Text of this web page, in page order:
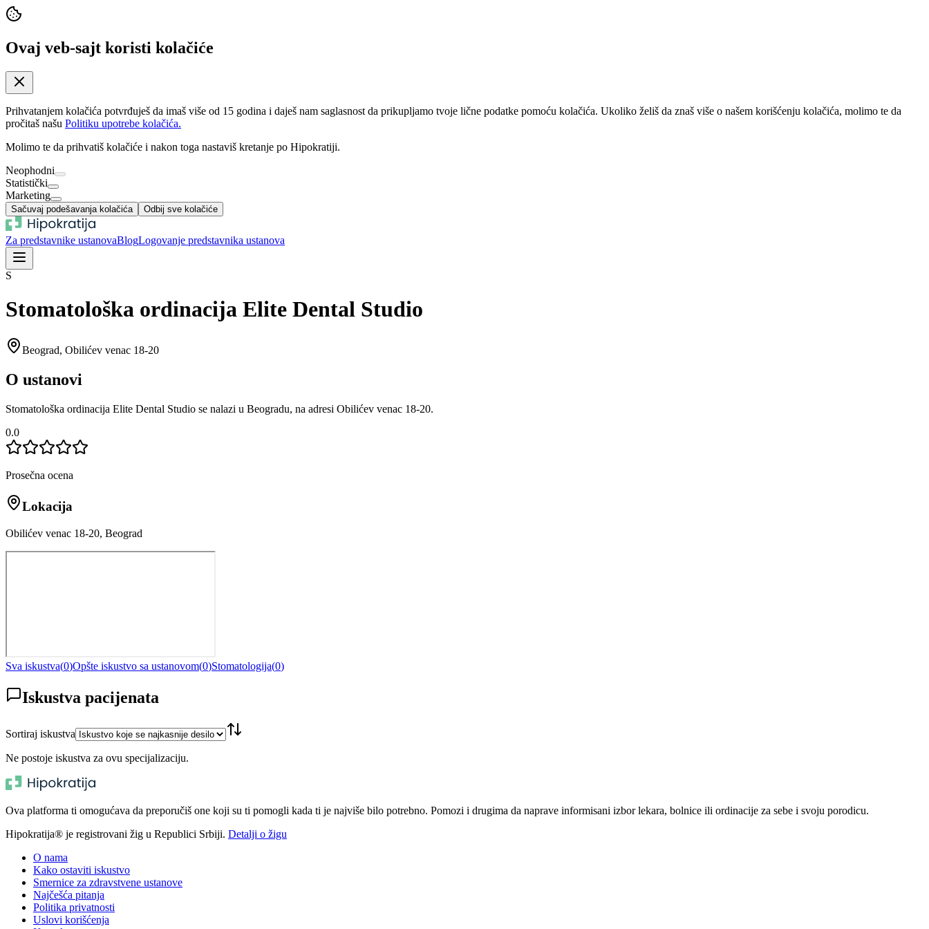
Ovaj veb-sajt koristi kolačiće
Prihvatanjem kolačića potvrđuješ da imaš više od 15 godina i daješ nam saglasnost da prikupljamo tvoje lične podatke pomoću kolačića. Ukoliko želiš da znaš više o našem korišćenju kolačića, molimo te da
pročitaš našu Politiku upotrebe kolačića.
Molimo te da prihvatiš kolačiće i nakon toga nastaviš kretanje po Hipokratiji.
Neophodni
Statistički
Marketing
Sačuvaj podešavanja kolačića Odbij sve kolačiće
Za predstavnike ustanovaBlogLogovanje predstavnika ustanova
S
Stomatološka ordinacija Elite Dental Studio
Beograd, Obilićev venac 18-20
O ustanovi
Stomatološka ordinacija Elite Dental Studio se nalazi u Beogradu, na adresi Obilićev venac 18-20.
0.0
Prosečna ocena
Lokacija
Obilićev venac 18-20, Beograd
Sva iskustva(0)Opšte iskustvo sa ustanovom(0)Stomatologija(0)
Iskustva pacijenata
Sortiraj iskustva
Ne postoje iskustva za ovu specijalizaciju.
Ova platforma ti omogućava da preporučiš one koji su ti pomogli kada ti je najviše bilo potrebno. Pomozi i drugima da naprave informisani izbor lekara, bolnice ili ordinacije za sebe i svoju porodicu.
Hipokratija® je registrovani žig u Republici Srbiji. Detalji o žigu
O nama
Kako ostaviti iskustvo
Smernice za zdravstvene ustanove
Najčešća pitanja
Politika privatnosti
Uslovi korišćenja